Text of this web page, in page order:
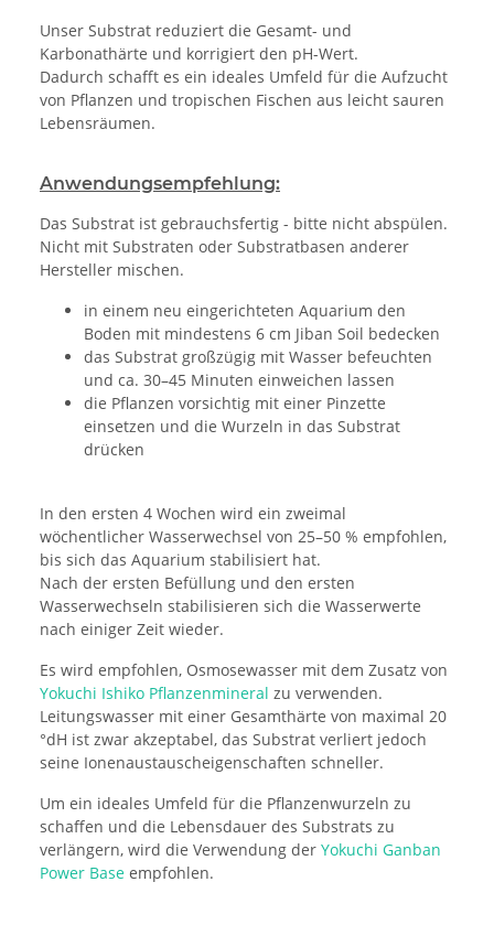
Unser Substrat reduziert die Gesamt- und
Karbonathärte und korrigiert den pH-Wert.
Dadurch schafft es ein ideales Umfeld für die Aufzucht
von Pflanzen und tropischen Fischen aus leicht sauren
Lebensräumen.
Anwendungsempfehlung:
Das Substrat ist gebrauchsfertig - bitte nicht abspülen.
Nicht mit Substraten oder Substratbasen anderer
Hersteller mischen.
in einem neu eingerichteten Aquarium den
Boden mit mindestens 6 cm Jiban Soil bedecken
das Substrat großzügig mit Wasser befeuchten
und ca. 30–45 Minuten einweichen lassen
die Pflanzen vorsichtig mit einer Pinzette
einsetzen und die Wurzeln in das Substrat
drücken
In den ersten 4 Wochen wird ein zweimal
wöchentlicher Wasserwechsel von 25–50 % empfohlen,
bis sich das Aquarium stabilisiert hat.
Nach der ersten Befüllung und den ersten
Wasserwechseln stabilisieren sich die Wasserwerte
nach einiger Zeit wieder.
Es wird empfohlen, Osmosewasser mit dem Zusatz von
Yokuchi Ishiko Pflanzenmineral zu verwenden.
Leitungswasser mit einer Gesamthärte von maximal 20
°dH ist zwar akzeptabel, das Substrat verliert jedoch
seine Ionenaustauscheigenschaften schneller.
Um ein ideales Umfeld für die Pflanzenwurzeln zu
schaffen und die Lebensdauer des Substrats zu
verlängern, wird die Verwendung der Yokuchi Ganban
Power Base empfohlen.